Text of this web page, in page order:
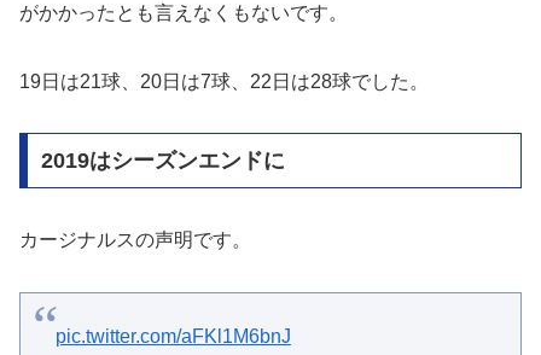
がかかったとも言えなくもないです。
19日は21球、20日は7球、22日は28球でした。
2019はシーズンエンドに
カージナルスの声明です。
pic.twitter.com/aFKl1M6bnJ